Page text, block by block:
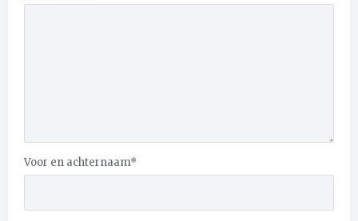
Voor en achternaam*